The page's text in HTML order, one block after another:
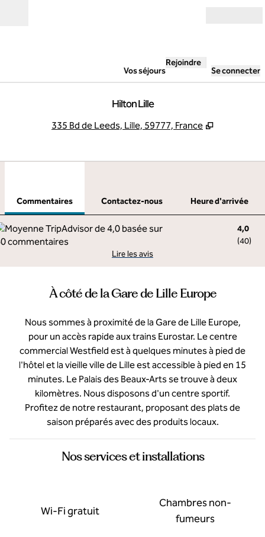
Vos séjours
Rejoindre
Se connecter
Hilton Lille
335 Bd de Leeds, Lille, 59777, France ,
Commentaires Contactez-nous
Heure d'arrivée
4,0
(40)
Lire les avis
À côté de la Gare de Lille Europe
Nous sommes à proximité de la Gare de Lille Europe,
pour un accès rapide aux trains Eurostar. Le centre
commercial Westfield est à quelques minutes à pied de
l'hôtel et la vieille ville de Lille est accessible à pied en 15
minutes. Le Palais des Beaux-Arts se trouve à deux
kilomètres. Nous disposons d'un centre sportif.
Profitez de notre restaurant, proposant des plats de
saison préparés avec des produits locaux.
Nos services et installations
Wi-Fi gratuit
Chambres non-
fumeurs